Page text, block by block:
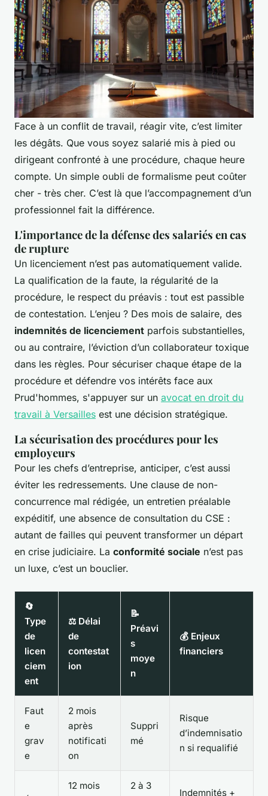
Face à un conflit de travail, réagir vite, c’est limiter
les dégâts. Que vous soyez salarié mis à pied ou
dirigeant confronté à une procédure, chaque heure
compte. Un simple oubli de formalisme peut coûter
cher - très cher. C’est là que l’accompagnement d’un
professionnel fait la différence.
L'importance de la défense des salariés en cas
de rupture
Un licenciement n’est pas automatiquement valide.
La qualification de la faute, la régularité de la
procédure, le respect du préavis : tout est passible
de contestation. L’enjeu ? Des mois de salaire, des
indemnités de licenciement parfois substantielles,
ou au contraire, l’éviction d’un collaborateur toxique
dans les règles. Pour sécuriser chaque étape de la
procédure et défendre vos intérêts face aux
Prud'hommes, s'appuyer sur un avocat en droit du
travail à Versailles est une décision stratégique.
La sécurisation des procédures pour les
employeurs
Pour les chefs d’entreprise, anticiper, c’est aussi
éviter les redressements. Une clause de non-
concurrence mal rédigée, un entretien préalable
expéditif, une absence de consultation du CSE :
autant de failles qui peuvent transformer un départ
en crise judiciaire. La conformité sociale n’est pas
un luxe, c’est un bouclier.
🔄
Type
de
licen
ciem
ent
⚖️ Délai
de
contestat
ion
📝
Préavi
s
moye
n
💰 Enjeux
financiers
Faut
e
grav
e
2 mois
après
notificati
on
Suppri
mé
Risque
d’indemnisatio
n si requalifié
12 mois
2 à 3
Indemnités +